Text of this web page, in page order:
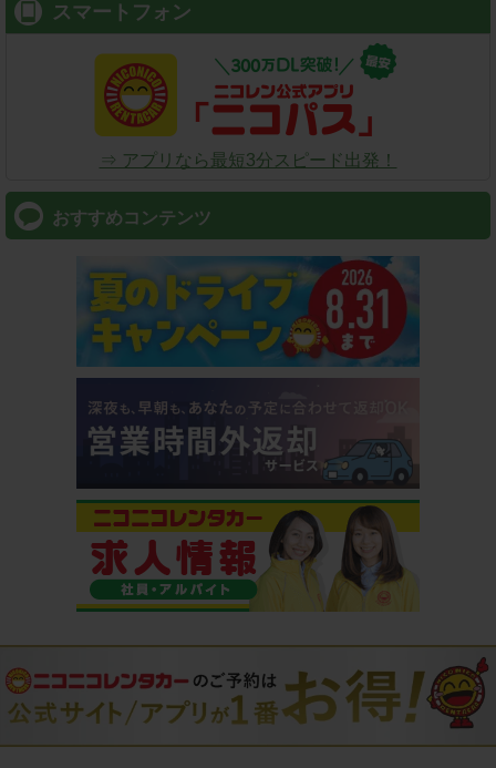
スマートフォン
⇒ アプリなら最短3分スピード出発！
おすすめコンテンツ